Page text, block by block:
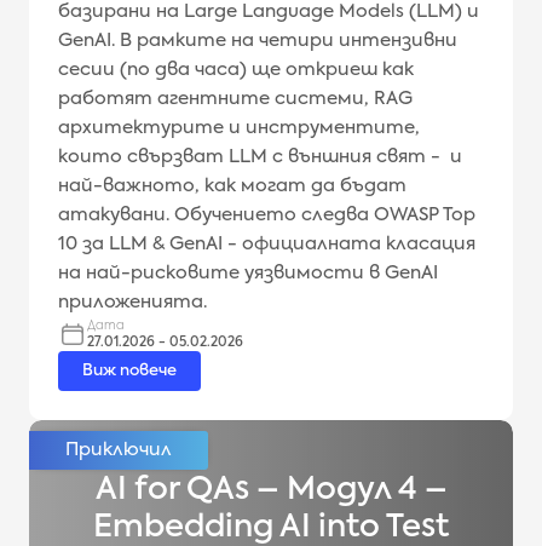
базирани на Large Language Models (LLM) и
GenAI. В рамките на четири интензивни
сесии (по два часа) ще откриеш как
работят агентните системи, RAG
архитектурите и инструментите,
които свързват LLM с външния свят - и
най-важното, как могат да бъдат
атакувани. Обучението следва OWASP Top
10 за LLM & GenAI - официалната класация
на най-рисковите уязвимости в GenAI
приложенията.
Дата
27.01.2026 - 05.02.2026
Виж повече
AI for QAs – Модул 4 –
Embedding AI into Test